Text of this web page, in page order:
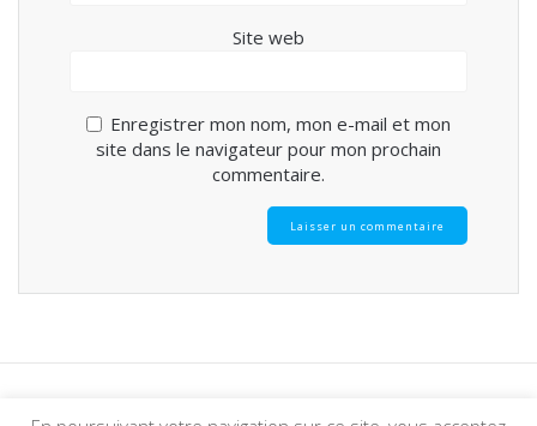
Site web
Enregistrer mon nom, mon e-mail et mon
site dans le navigateur pour mon prochain
commentaire.